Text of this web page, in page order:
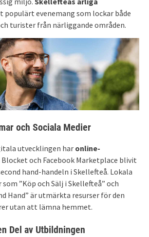
populärt evenemang som lockar både
turister från närliggande områden.
och Sociala Medier
utvecklingen har online-
och Facebook Marketplace blivit
hand-handeln i Skellefteå. Lokala
”Köp och Sälj i Skellefteå” och
Hand” är utmärkta resurser för den
utan att lämna hemmet.
Del av Utbildningen